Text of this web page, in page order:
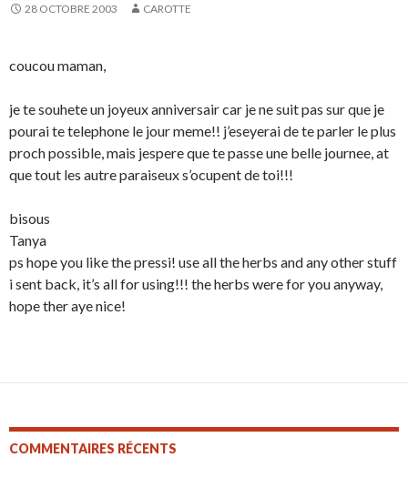
28 OCTOBRE 2003 CAROTTE
coucou maman,
je te souhete un joyeux anniversair car je ne suit pas sur que je
pourai te telephone le jour meme!! j’eseyerai de te parler le plus
proch possible, mais jespere que te passe une belle journee, at
que tout les autre paraiseux s’ocupent de toi!!!
bisous
Tanya
ps hope you like the pressi! use all the herbs and any other stuff
i sent back, it’s all for using!!! the herbs were for you anyway,
hope ther aye nice!
COMMENTAIRES RÉCENTS